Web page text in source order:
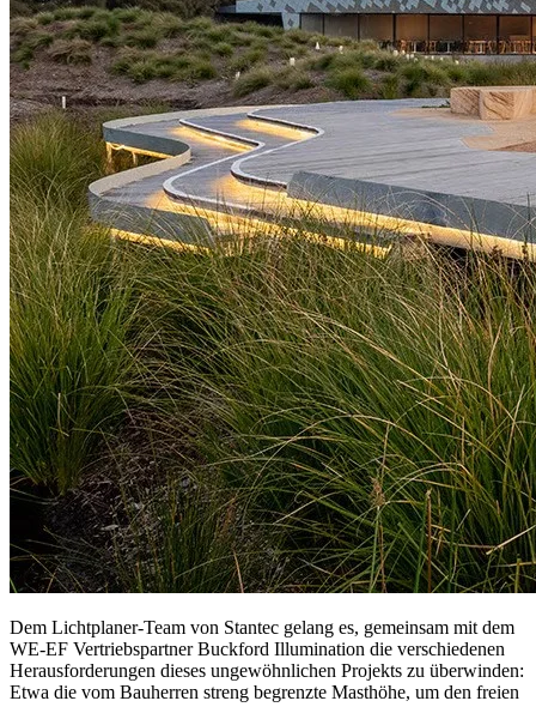
Dem Lichtplaner-Team von Stantec gelang es, gemeinsam mit dem
WE-EF Vertriebspartner Buckford Illumination die verschiedenen
Herausforderungen dieses ungewöhnlichen Projekts zu überwinden:
Etwa die vom Bauherren streng begrenzte Masthöhe, um den freien